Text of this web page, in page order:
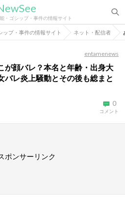
・ゴシップ・事件の情報サイト
プ・事件の情報サイト ネット・配信者
entamenews
が顔バレ？本名と年齢・出身大
バレ炎上騒動とその後も総まと
0
コメント
ポンサーリンク